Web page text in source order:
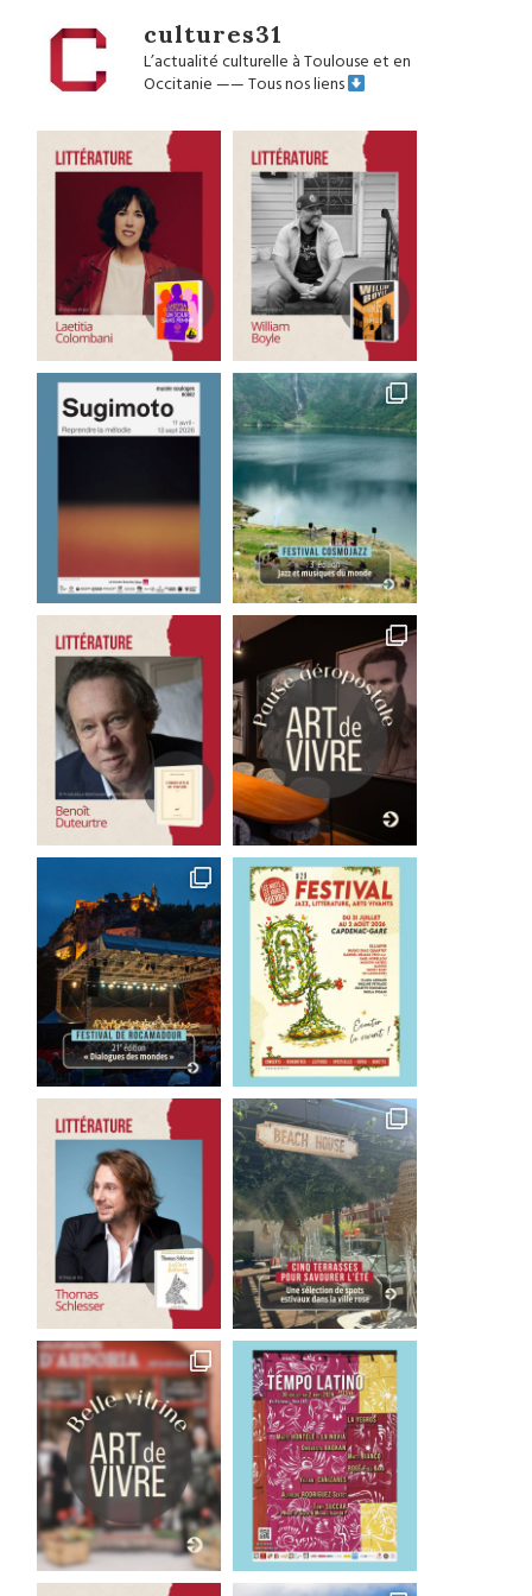
cultures31
L’actualité culturelle à Toulouse et en
Occitanie——Tous nos liens